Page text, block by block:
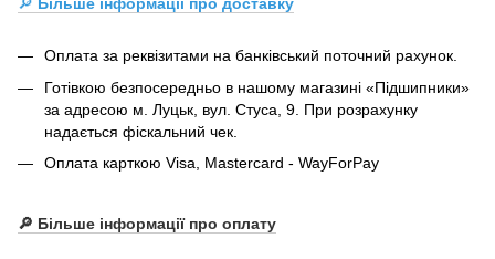
Оплата за реквізитами на банківський поточний рахунок.
Готівкою безпосередньо в нашому магазині «Підшипники»
за адресою м. Луцьк, вул. Стуса, 9. При розрахунку
надається фіскальний чек.
Оплата карткою Visa, Mastercard - WayForPay
🔎 Більше інформації про оплату